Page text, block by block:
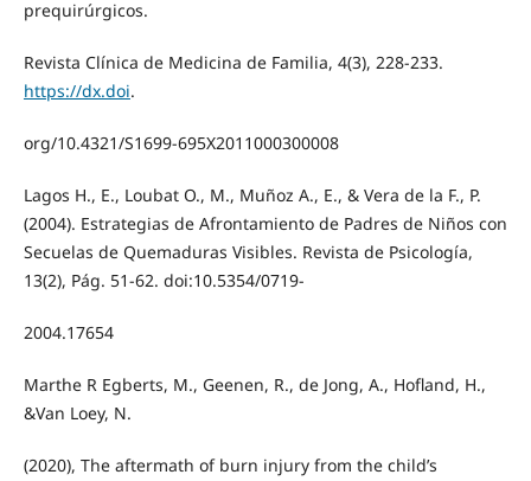
prequirúrgicos.
Revista Clínica de Medicina de Familia, 4(3), 228-233.
https://dx.doi.
org/10.4321/S1699-695X2011000300008
Lagos H., E., Loubat O., M., Muñoz A., E., & Vera de la F., P.
(2004). Estrategias de Afrontamiento de Padres de Niños con
Secuelas de Quemaduras Visibles. Revista de Psicología,
13(2), Pág. 51-62. doi:10.5354/0719-
2004.17654
Marthe R Egberts, M., Geenen, R., de Jong, A., Hofland, H.,
&Van Loey, N.
(2020), The aftermath of burn injury from the child’s